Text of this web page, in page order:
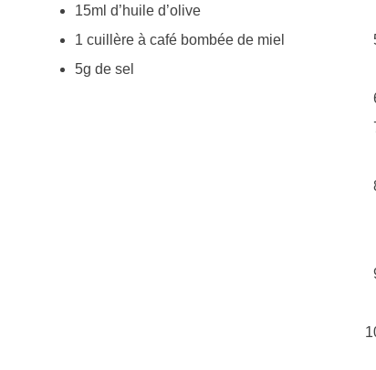
15ml d’huile d’olive
1 cuillère à café bombée de miel
5g de sel